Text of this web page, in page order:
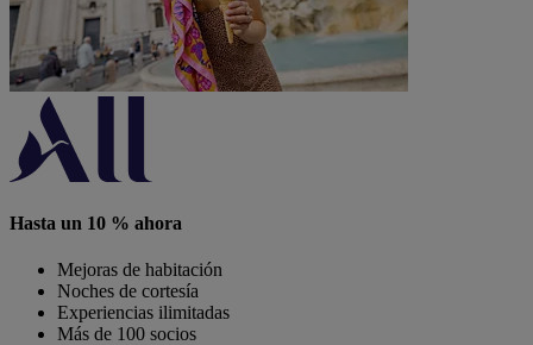
Hasta un 10 % ahora
Mejoras de habitación
Noches de cortesía
Experiencias ilimitadas
Más de 100 socios